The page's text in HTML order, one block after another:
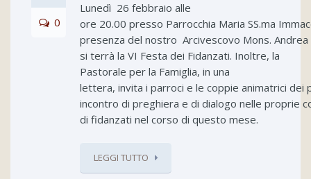
0
Lunedì 26 febbraio alle
ore 20.00 presso Parrocchia Maria SS.ma
presenza del nostro Arcivescovo Mons. Andrea
si terrà la VI Festa dei Fidanzati. Inoltre, la
Pastorale per la Famiglia, in una
lettera, invita i parroci e le coppie animatrici
incontro di preghiera e di dialogo nelle proprie
di fidanzati nel corso di questo mese.
LEGGI TUTTO